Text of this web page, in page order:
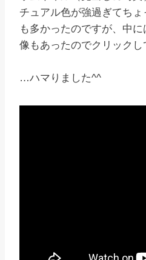
チュアル色が強過ぎてち
も多かったのですが、中
像もあったのでクリック
…ハマりました^^